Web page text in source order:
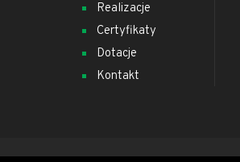
Realizacje
Certyfikaty
Dotacje
Kontakt